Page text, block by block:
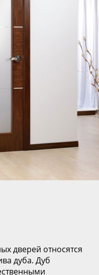
дверей относятся
дуба. Дуб